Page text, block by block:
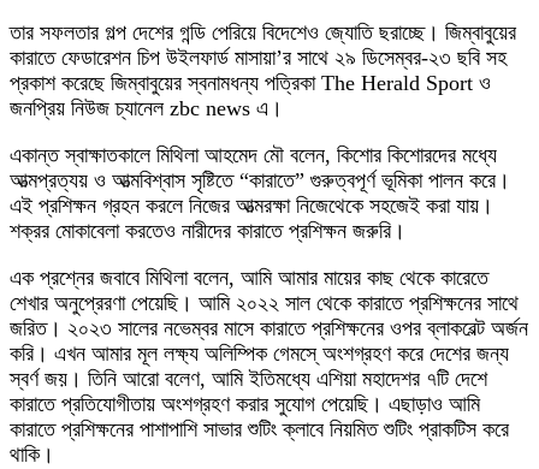
তার সফলতার গল্প দেশের গন্ডি পেরিয়ে বিদেশেও জ্যোতি ছরাচ্ছে। জিম্বাবুয়ের
কারাতে ফেডারেশন চিপ উইলফার্ড মাসায়া’র সাথে ২৯ ডিসেম্বর-২৩ ছবি সহ
প্রকাশ করেছে জিম্বাবুয়ের স্বনামধন্য পত্রিকা The Herald Sport ও
জনপ্রিয় নিউজ চ্যানেল zbc news এ।
একান্ত স্বাক্ষাতকালে মিথিলা আহমেদ মৌ বলেন, কিশোর কিশোরদের মধ্যে
আত্মপ্রত্যয় ও আত্মবিশ্বাস সৃষ্টিতে “কারাতে” গুরুত্বপূর্ণ ভূমিকা পালন করে।
এই প্রশিক্ষন গ্রহন করলে নিজের আত্মরক্ষা নিজেথেকে সহজেই করা যায়।
শক্রর মোকাবেলা করতেও নারীদের কারাতে প্রশিক্ষন জরুরি।
এক প্রশ্নের জবাবে মিথিলা বলেন, আমি আমার মায়ের কাছ থেকে কারেতে
শেখার অনুপ্রেরণা পেয়েছি। আমি ২০২২ সাল থেকে কারাতে প্রশিক্ষনের সাথে
জরিত। ২০২৩ সালের নভেম্বর মাসে কারাতে প্রশিক্ষনের ওপর ব্লাকবেল্ট অর্জন
করি। এখন আমার মূল লক্ষ্য অলিম্পিক গেমসে্ অংশগ্রহণ করে দেশের জন্য
স্বর্ণ জয়। তিনি আরো বলেণ, আমি ইতিমধ্যে এশিয়া মহাদেশর ৭টি দেশে
কারাতে প্রতিযোগীতায় অংশগ্রহণ করার সুযোগ পেয়েছি। এছাড়াও আমি
কারাতে প্রশিক্ষনের পাশাপাশি সাভার শুটিং ক্লাবে নিয়মিত শুটিং প্রাকটিস করে
থাকি।